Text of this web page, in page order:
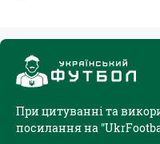
При цитуванні та
посилання на